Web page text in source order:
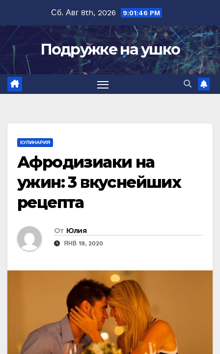
содержимому
Сб. Авг 8th, 2026 9:01:47 PM
Подружке на ушко
КУЛИНАРИЯ
Афродизиаки на
ужин: 3 вкуснейших
рецепта
От Юлия
ЯНВ 19, 2020